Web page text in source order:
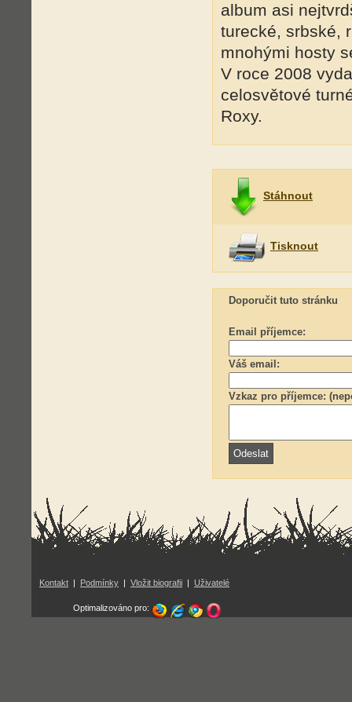
album asi
turecké, srbské,
mnohými hosty
V roce 2008
celosvětové
Roxy.
Stáhnout
Tisknout
Doporučit tuto stránku
Email příjemce:
Váš email:
Vzkaz pro příjemce:
Kontakt | Podmínky | Vložit biografii | Uživatelé
Optimalizováno pro: